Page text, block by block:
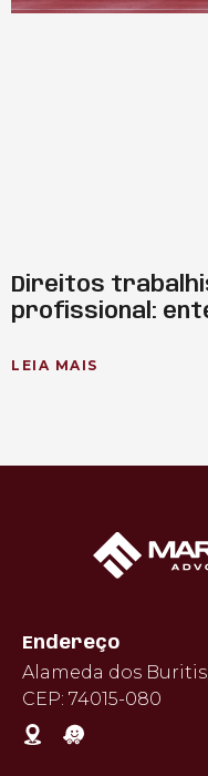
Direitos
profissional:
LEIA MAIS
Endereço
Alameda dos
CEP: 74015-080